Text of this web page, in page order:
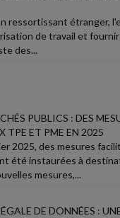
ressortissant étranger,
de travail et
des...
PUBLICS : DES
TPE ET PME EN 2025
2025, des mesures
été instaurées à
mesures,...
DE DONNÉES :